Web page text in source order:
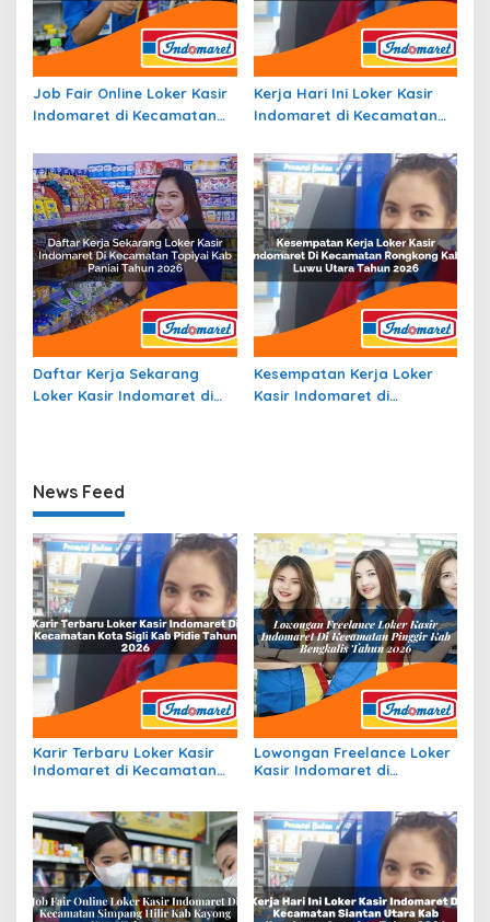
Job Fair Online Loker Kasir
Indomaret di Kecamatan
Utara Tahun 2026
Kerja Hari Ini Loker Kasir
Indomaret di Kecamatan
Kepulauan Anambas Tahun
2026
Daftar Kerja Sekarang
Loker Kasir Indomaret di
Kesempatan Kerja Loker
Kasir Indomaret di
News Feed
Karir Terbaru Loker Kasir
Indomaret di Kecamatan
Lowongan Freelance Loker
Kasir Indomaret di